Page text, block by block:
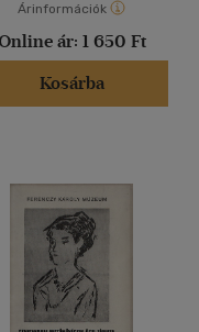
Árinformációk
ár: 1 650 Ft
Kosárba